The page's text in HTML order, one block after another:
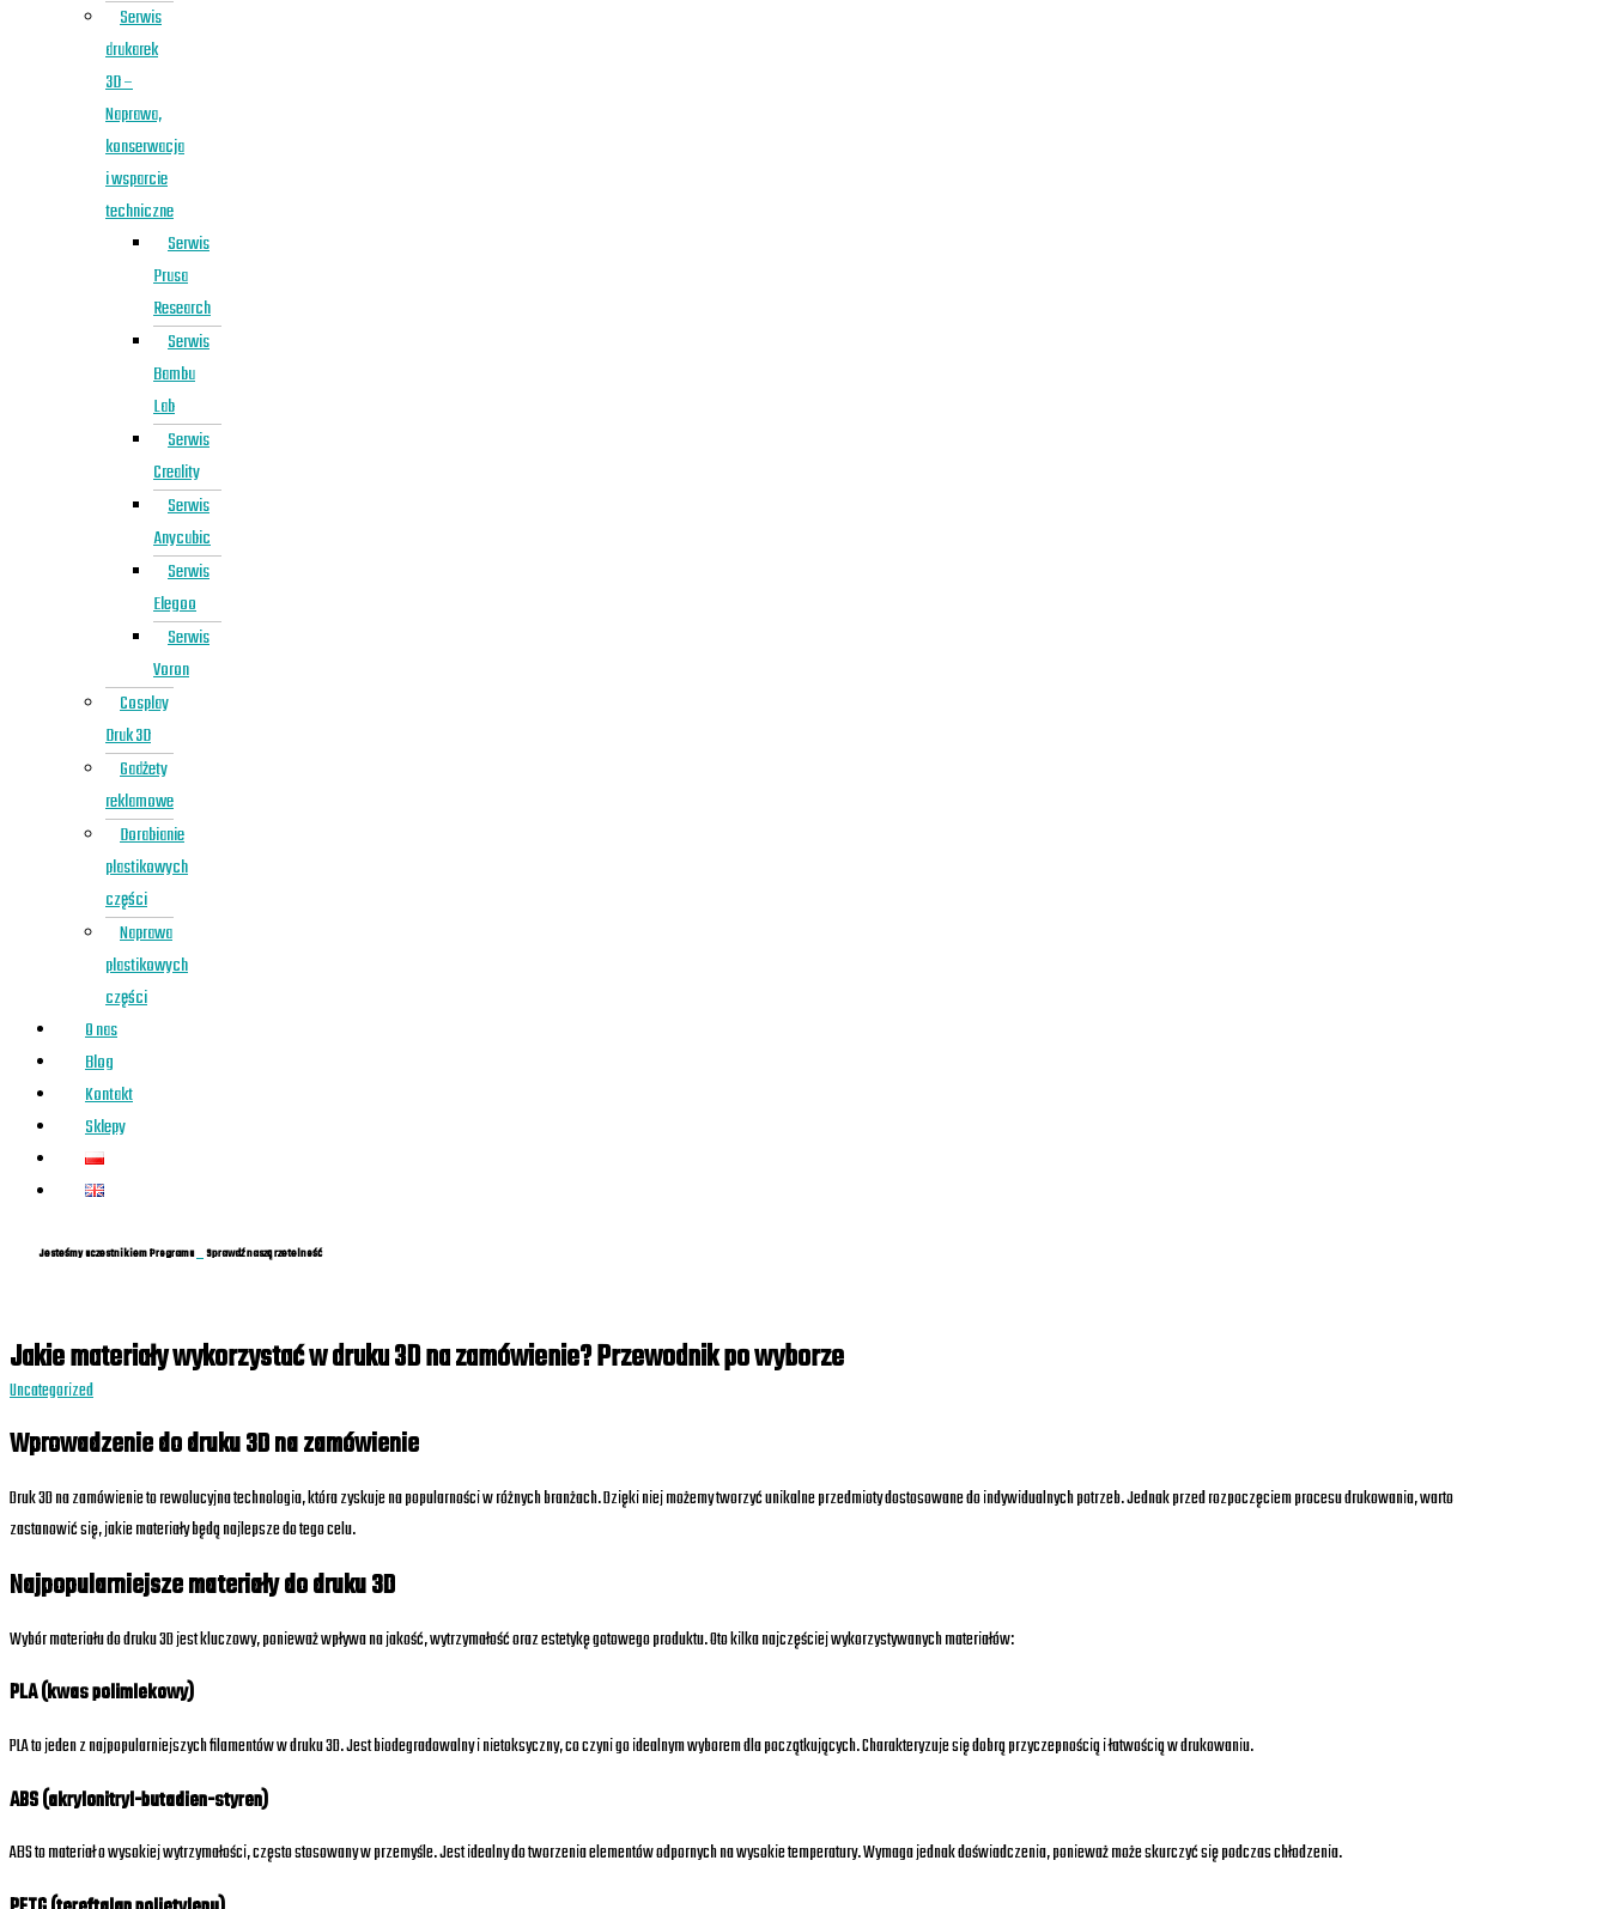
Serwis
drukarek
3D –
Naprawa,
konserwacja
i wsparcie
techniczne
Serwis
Prusa
Research
Serwis
Bambu
Lab
Serwis
Creality
Serwis
Anycubic
Serwis
Elegoo
Serwis
Voron
Cosplay
Druk 3D
Gadżety
reklamowe
Dorabianie
plastikowych
części
Naprawa
plastikowych
części
O nas
Blog
Kontakt
Sklepy
Jesteśmy uczestnikiem Programu Sprawdź naszą rzetelność
Jakie materiały wykorzystać w druku 3D na zamówienie? Przewodnik po wyborze
Uncategorized
Wprowadzenie do druku 3D na zamówienie
Druk 3D na zamówienie to rewolucyjna technologia, która zyskuje na popularności w różnych branżach. Dzięki niej możemy tworzyć unikalne przedmioty dostosowane do indywidualnych potrzeb. Jednak przed rozpoczęciem procesu drukowania, warto
zastanowić się, jakie materiały będą najlepsze do tego celu.
Najpopularniejsze materiały do druku 3D
Wybór materiału do druku 3D jest kluczowy, ponieważ wpływa na jakość, wytrzymałość oraz estetykę gotowego produktu. Oto kilka najczęściej wykorzystywanych materiałów:
PLA (kwas polimlekowy)
PLA to jeden z najpopularniejszych filamentów w druku 3D. Jest biodegradowalny i nietoksyczny, co czyni go idealnym wyborem dla początkujących. Charakteryzuje się dobrą przyczepnością i łatwością w drukowaniu.
ABS (akrylonitryl-butadien-styren)
ABS to materiał o wysokiej wytrzymałości, często stosowany w przemyśle. Jest idealny do tworzenia elementów odpornych na wysokie temperatury. Wymaga jednak doświadczenia, ponieważ może skurczyć się podczas chłodzenia.